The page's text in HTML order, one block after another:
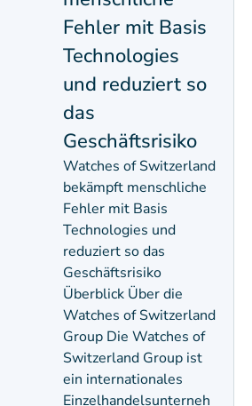
Fehler mit Basis
Technologies
und reduziert so
das
Geschäftsrisiko
Watches of Switzerland
bekämpft menschliche
Fehler mit Basis
Technologies und
reduziert so das
Geschäftsrisiko
Überblick Über die
Watches of Switzerland
Group Die Watches of
Switzerland Group ist
ein internationales
Einzelhandelsunterneh